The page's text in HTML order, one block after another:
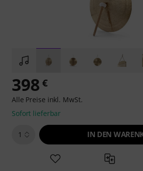
398 €
Alle Preise inkl. MwSt.
Sofort lieferbar
1 IN DEN